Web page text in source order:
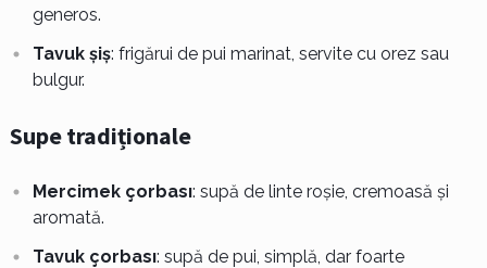
generos.
Tavuk şiş: frigărui de pui marinat, servite cu orez sau
bulgur.
Supe tradiționale
Mercimek çorbası: supă de linte roșie, cremoasă și
aromată.
Tavuk çorbası: supă de pui, simplă, dar foarte